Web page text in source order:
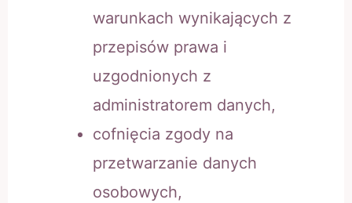
warunkach wynikających z
przepisów prawa i
uzgodnionych z
administratorem danych,
cofnięcia zgody na
przetwarzanie danych
osobowych,